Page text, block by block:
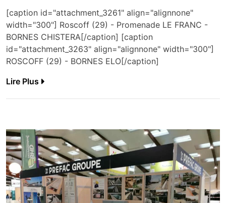
[caption id="attachment_3261" align="alignnone"
width="300"] Roscoff (29) - Promenade LE FRANC -
BORNES CHISTERA[/caption] [caption
id="attachment_3263" align="alignnone" width="300"]
ROSCOFF (29) - BORNES ELO[/caption]
Lire Plus